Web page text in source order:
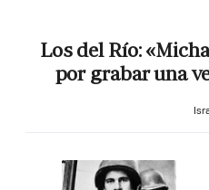
Los del Río:
por grabar una